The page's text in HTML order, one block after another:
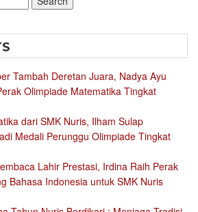
Tambah Deretan Juara, Nadya Ayu
Olimpiade Matematika Tingkat
dari SMK Nuris, Ilham Sulap
Medali Perunggu Olimpiade Tingkat
Lahir Prestasi, Irdina Raih Perak
Bahasa Indonesia untuk SMK Nuris